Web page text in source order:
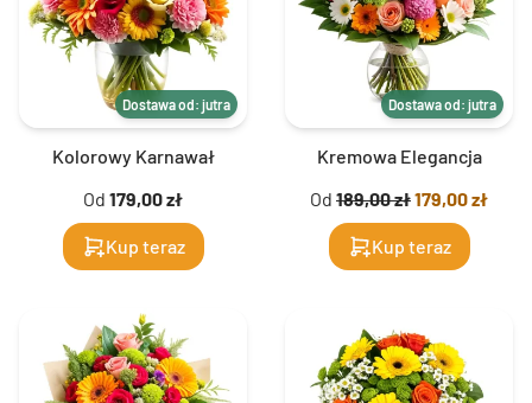
Dostawa od: jutra
Kolorowy Karnawał
Od 179,00 zł
Kup teraz
Dostawa od: jutra
Kremowa Elegancja
Od 189,00 zł179,00 zł
Kup teraz